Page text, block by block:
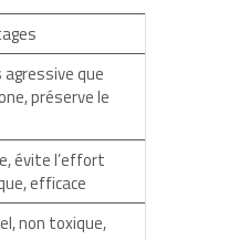
agressive que
préserve le
évite l’effort
efficace
non toxique,